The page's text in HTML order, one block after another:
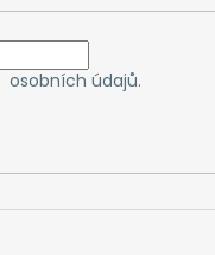
osobních údajů.